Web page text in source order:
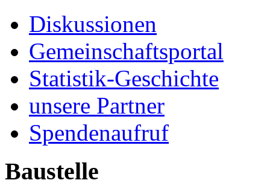
Diskussionen
Gemeinschaftsportal
Statistik-Geschichte
unsere Partner
Spendenaufruf
Baustelle